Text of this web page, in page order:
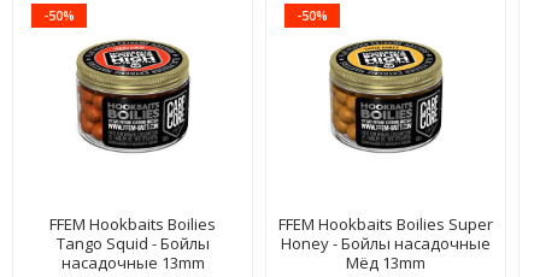
-50%
FFEM Hookbaits Boilies
Tango Squid - Бойлы
насадочные 13mm
-50%
FFEM Hookbaits Boilies Super
Honey - Бойлы насадочные
Мёд 13mm